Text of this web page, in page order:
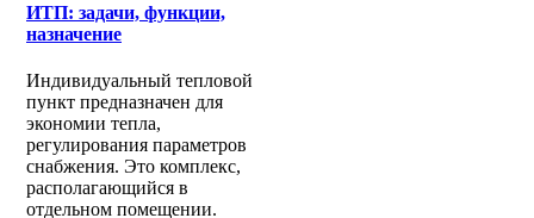
ИТП: задачи, функции,
назначение
Индивидуальный тепловой
пункт предназначен для
экономии тепла,
регулирования параметров
снабжения. Это комплекс,
располагающийся в
отдельном помещении.